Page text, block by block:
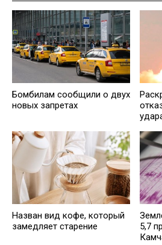
Бомбилам сообщили о двух
новых запретах
Назван вид кофе, который
замедляет старение
5,7